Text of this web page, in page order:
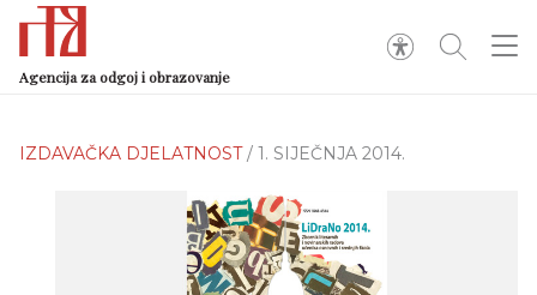
Agencija za odgoj i obrazovanje
IZDAVAČKA DJELATNOST/ 1. SIJEČNJA 2014.